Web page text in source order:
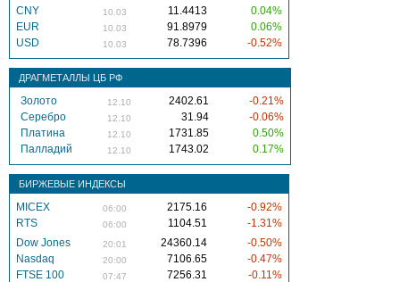
CNY 10.03 11.4413
0.04%
EUR
10.03 91.8979
0.06%
USD
10.03 78.7396 -0.52%
ДРАГМЕТАЛЛЫ ЦБ РФ
Золото 12.10 2402.61
-0.21%
Серебро
12.10 31.94
-0.06%
Платина
12.10 1731.85
0.50%
Палладий
12.10 1743.02 0.17%
БИРЖЕВЫЕ ИНДЕКСЫ
MICEX 06:00 2175.16
-0.92%
RTS
06:00 1104.51
-1.31%
Dow Jones
20:01 24360.14
-0.50%
Nasdaq
20:00 7106.65
-0.47%
FTSE 100
07:47 7256.31
-0.11%